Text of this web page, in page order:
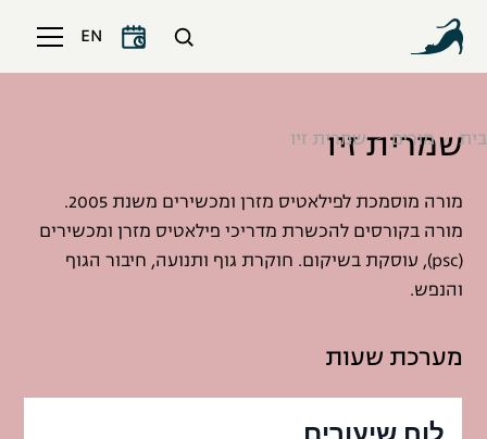
EN
בית מורים שמרית זיו
שמרית זיו
מורה מוסמכת לפילאטיס מזרן ומכשירים משנת 2005.
מורה בקורסים להכשרת מדריכי פילאטיס מזרן ומכשירים
(psc), עוסקת בשיקום. חוקרת גוף ותנועה, חיבור הגוף
והנפש.
מערכת שעות